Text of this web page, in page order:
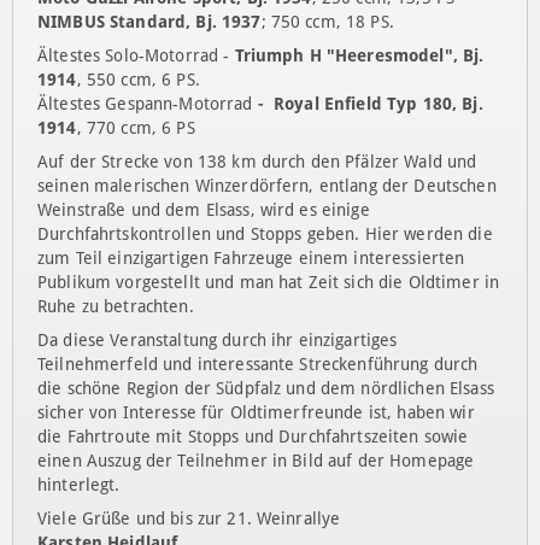
Alfa Romeo 8 C 2300 Monza, Bj. 1933, 2336 ccm, 165 PS
Austin A90 Atlantic Convertible, Bj. 1949
, 2660 ccm, 88
PS
Jaguar D-Type; Bj. 1956
, 4.235 ccm, 269 PS
Moto Guzzi Airone Sport; Bj. 1954
; 250 ccm, 13,5 PS
Ältestes Solo-Motorrad -
Triumph H "Heeresmodel", Bj.
1914
, 550 ccm, 6 PS.
Ältestes Gespann-Motorrad- Royal Enfield Typ 180, Bj.
1914, 770 ccm, 6 PS
Auf der Strecke von 138 km durch den Pfälzer Wald und
seinen malerischen Winzerdörfern, entlang der Deutschen
Weinstraße und dem Elsass, wird es einige
Durchfahrtskontrollen und Stopps geben. Hier werden die
zum Teil einzigartigen Fahrzeuge einem interessierten
Publikum vorgestellt und man hat Zeit sich die Oldtimer in
Ruhe zu betrachten.
Da diese Veranstaltung durch ihr einzigartiges
Teilnehmerfeld und interessante Streckenführung durch
die schöne Region der Südpfalz und dem nördlichen Elsass
sicher von Interesse für Oldtimerfreunde ist, haben wir